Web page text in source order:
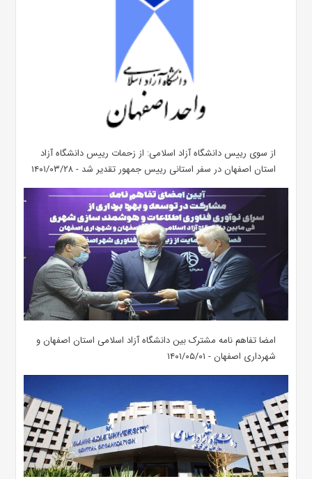
از سوی رییس دانشگاه آزاد اسلامی: از زحمات رییس دانشگاه آزاد
استان اصفهان در سفر استانی رییس جمهور تقدیر شد - ۱۴۰۱/۰۳/۲۸
امضا تفاهم نامه مشترک بین دانشگاه آزاد اسلامی استان اصفهان و
شهرداری اصفهان - ۱۴۰۱/۰۵/۰۱